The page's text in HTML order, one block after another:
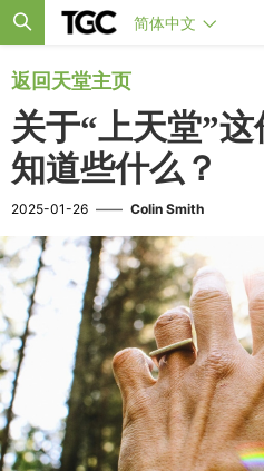
简体中文
返回天堂主页
关于“上天堂”
知道些什么？
2025-01-26 —— Colin Smith